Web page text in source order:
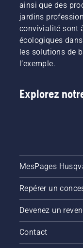
ainsi que des
jardins
convivialité sont
écologiques
les solutions de
l’exemple.
Explorez
MesPages
Repérer un
Devenez un
Contact